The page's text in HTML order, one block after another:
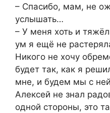
– Спасибо, мам, не
услышать…
– У меня хоть и
ум я ещё не
Никого не хочу
будет так, как я
мне, и будем мы с
Алексей не знал
одной стороны, это